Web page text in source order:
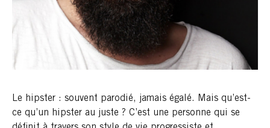
Le hipster : souvent parodié, jamais égalé. Mais qu’est-
ce qu’un hipster au juste ? C’est une personne qui se